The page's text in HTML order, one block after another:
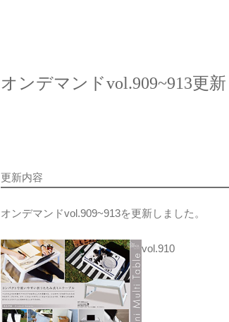
オンデマンドvol.909~913更新
更新内容
オンデマンドvol.909~913を更新しました。
vol.910